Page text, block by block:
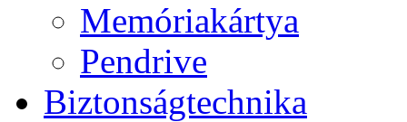
Memóriakártya
Pendrive
Biztonságtechnika